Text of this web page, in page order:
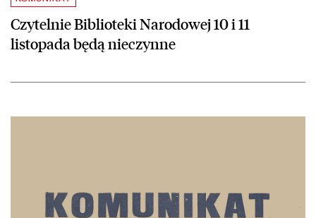
Czytelnie Biblioteki Narodowej 10 i 11
listopada będą nieczynne